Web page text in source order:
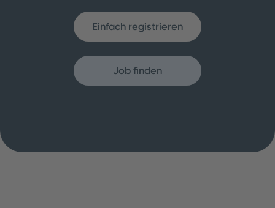
Einfach registrieren
Job finden